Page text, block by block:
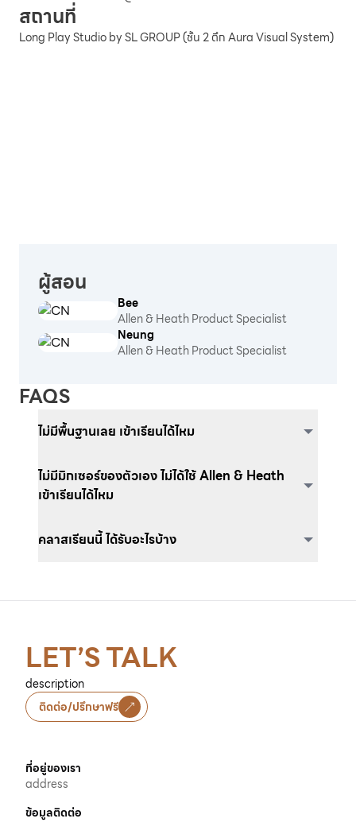
สถานที่
Long Play Studio by SL GROUP (ชั้น 2 ตึก Aura Visual System)
ผู้สอน
Bee
Allen & Heath Product Specialist
Neung
Allen & Heath Product Specialist
FAQS
ไม่มีพื้นฐานเลย เข้าเรียนได้ไหม
ไม่มีมิกเซอร์ของตัวเอง ไม่ได้ใช้ Allen & Heath
เข้าเรียนได้ไหม
คลาสเรียนนี้ ได้รับอะไรบ้าง
LET’S TALK
description
ติดต่อ/ปรึกษาฟรี
ที่อยู่ของเรา
address
ข้อมูลติดต่อ